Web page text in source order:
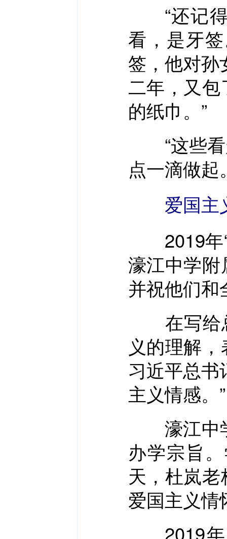
“还记得
看，是牙
签，他对孙
二年，又
的纸巾。”
“这些看
点一滴做
爱国主
2019年“
濠江中学
并祝他们和
在写给总
义的理解
习近平总书
主义情感。”
濠江中学
办学宗旨
天，杜岚
爱国主义情
2019年